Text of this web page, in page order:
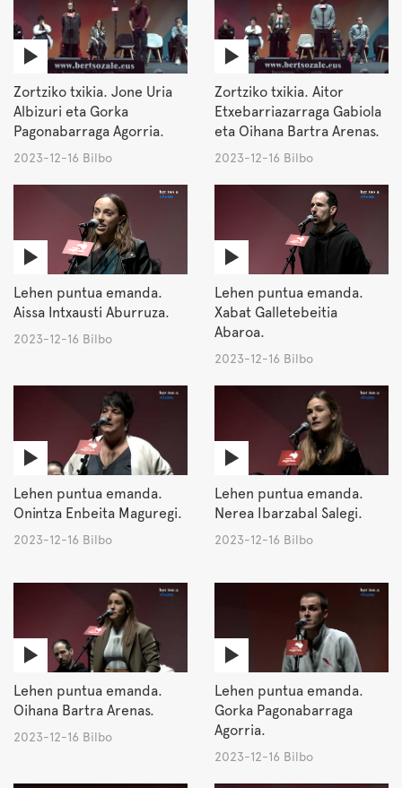
Zortziko txikia. Jone Uria
Albizuri eta Gorka
Pagonabarraga Agorria.
2023-12-16 Bilbo
Zortziko txikia. Aitor
Etxebarriazarraga Gabiola
eta Oihana Bartra Arenas.
2023-12-16 Bilbo
Lehen puntua emanda.
Aissa Intxausti Aburruza.
2023-12-16 Bilbo
Lehen puntua emanda.
Xabat Galletebeitia
Abaroa.
2023-12-16 Bilbo
Lehen puntua emanda.
Onintza Enbeita Maguregi.
2023-12-16 Bilbo
Lehen puntua emanda.
Nerea Ibarzabal Salegi.
2023-12-16 Bilbo
Lehen puntua emanda.
Oihana Bartra Arenas.
2023-12-16 Bilbo
Lehen puntua emanda.
Gorka Pagonabarraga
Agorria.
2023-12-16 Bilbo